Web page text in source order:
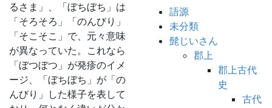
るさま」、「ぼちぼち」は
「そろそろ」「のんびり」
「そこそこ」で、元々意味
が異なっていた。これなら
「ぼつぼつ」が発疹のイメ
ージ、「ぼちぼち」が「の
んびり」した様子を表して
語源
未分類
髭じいさん
郡上
郡上古代
史
古代